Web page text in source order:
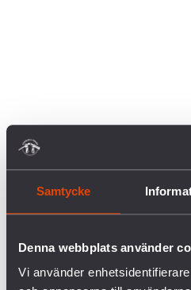
Samtycke
Denna webbplats använder
Vi använder